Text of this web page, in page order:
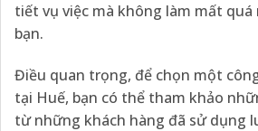
tiết vụ việc mà không làm mất
bạn.
Điều quan trọng, để chọn một
tại Huế, bạn có thể tham khảo
từ những khách hàng đã sử dụng